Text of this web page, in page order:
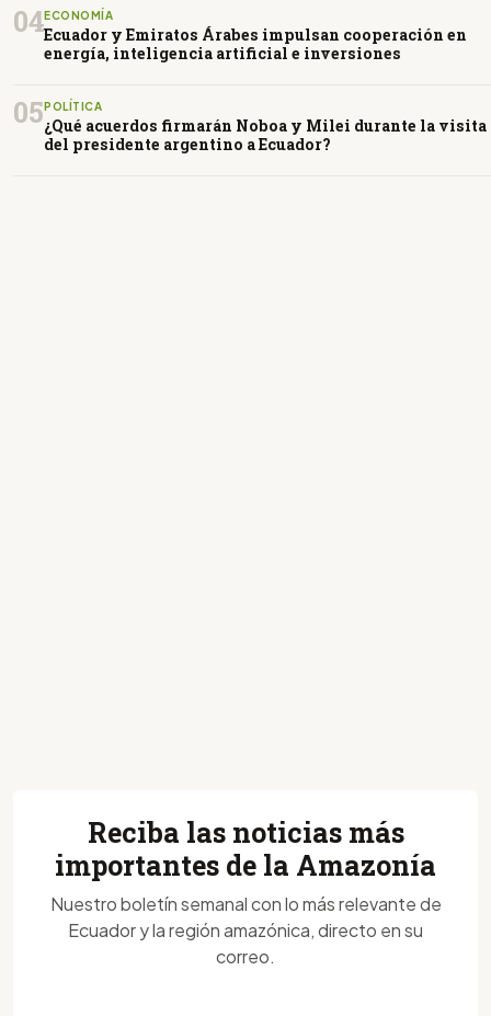
04ECONOMÍA
Ecuador y Emiratos Árabes impulsan cooperación en
energía, inteligencia artificial e inversiones
05POLÍTICA
¿Qué acuerdos firmarán Noboa y Milei durante la visita
del presidente argentino a Ecuador?
Reciba las noticias más
importantes de la Amazonía
Nuestro boletín semanal con lo más relevante de
Ecuador y la región amazónica, directo en su
correo.